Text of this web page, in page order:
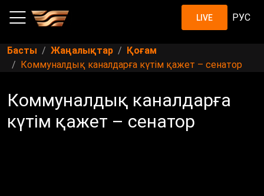
LIVE РУС
Басты Жаңалықтар
Қоғам
Коммуналдық каналдарға күтім қажет – сенатор
Коммуналдық каналдарға
күтім қажет – сенатор